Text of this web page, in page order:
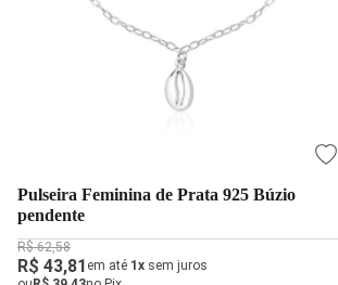
Pulseira Feminina de Prata 925 Búzio
pendente
R$ 62,58
R$ 43,81 em até 1x sem juros